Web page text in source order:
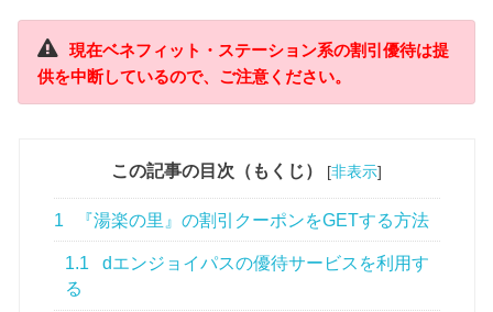
現在ベネフィット・ステーション系の割引優待は提
供を中断しているので、ご注意ください。
この記事の目次（もくじ） [非表示]
1 『湯楽の里』の割引クーポンをGETする方法
1.1
dエンジョイパスの優待サービスを利用す
る